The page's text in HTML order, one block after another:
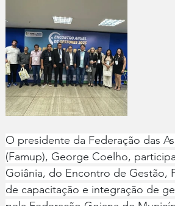
O presidente da Federação das
(Famup), George Coelho,
Goiânia, do Encontro de Gestão,
de capacitação e integração de